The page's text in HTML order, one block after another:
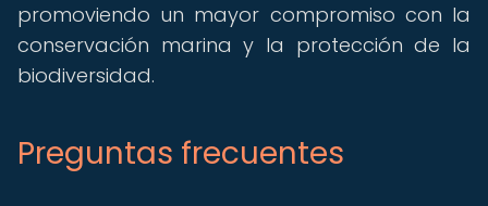
promoviendo un mayor compromiso con la
conservación marina y la protección de la
biodiversidad.
Preguntas frecuentes